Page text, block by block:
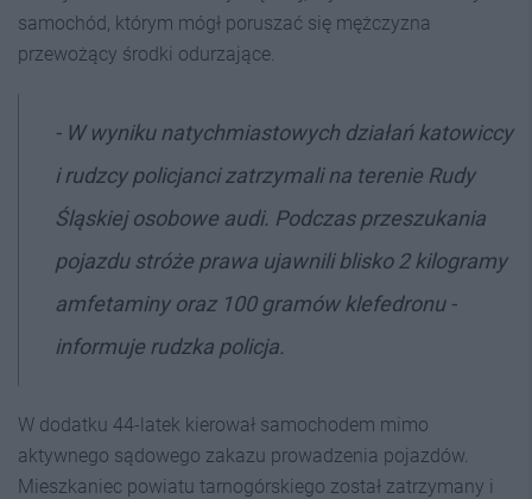
samochód, którym mógł poruszać się mężczyzna
przewożący środki odurzające.
- W wyniku natychmiastowych działań katowiccy
i rudzcy policjanci zatrzymali na terenie Rudy
Śląskiej osobowe audi. Podczas przeszukania
pojazdu stróże prawa ujawnili blisko 2 kilogramy
amfetaminy oraz 100 gramów klefedronu -
informuje rudzka policja.
W dodatku 44-latek kierował samochodem mimo
aktywnego sądowego zakazu prowadzenia pojazdów.
Mieszkaniec powiatu tarnogórskiego został zatrzymany i